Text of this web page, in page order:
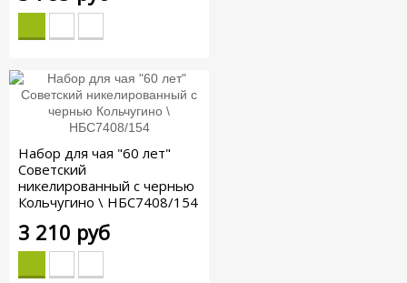
Набор для чая "60 лет"
Советский
никелированный с чернью
Кольчугино \ НБС7408/154
3 210 руб